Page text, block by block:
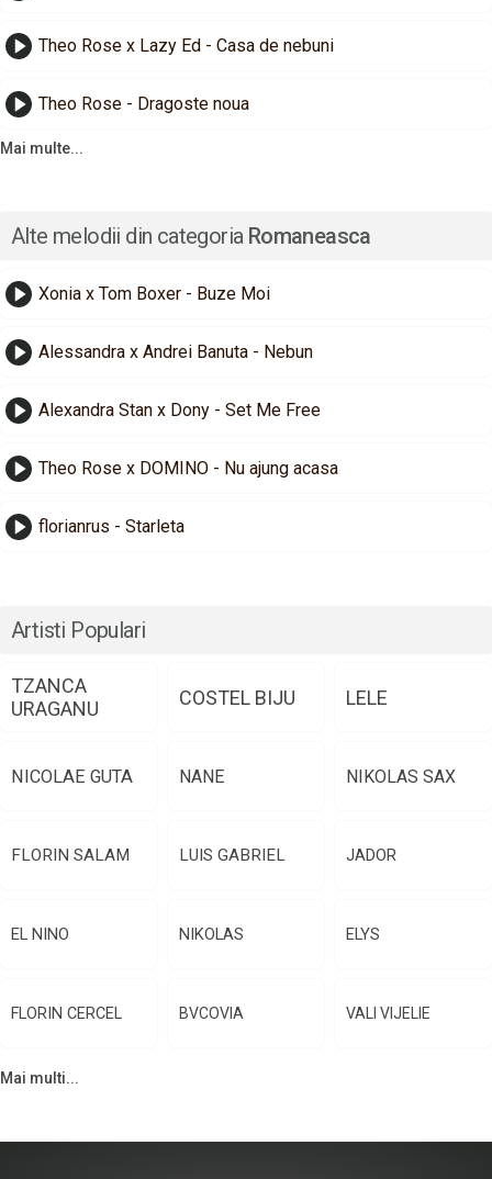
Theo Rose x Lazy Ed - Casa de nebuni
Theo Rose - Dragoste noua
Mai multe...
Alte melodii din categoria Romaneasca
Xonia x Tom Boxer - Buze Moi
Alessandra x Andrei Banuta - Nebun
Alexandra Stan x Dony - Set Me Free
Theo Rose x DOMINO - Nu ajung acasa
florianrus - Starleta
Artisti Populari
TZANCA
URAGANU
COSTEL BIJU LELE
NICOLAE GUTA NANE NIKOLAS SAX
FLORIN SALAM LUIS GABRIEL JADOR
EL NINO NIKOLAS ELYS
FLORIN CERCEL BVCOVIA VALI VIJELIE
Mai multi...